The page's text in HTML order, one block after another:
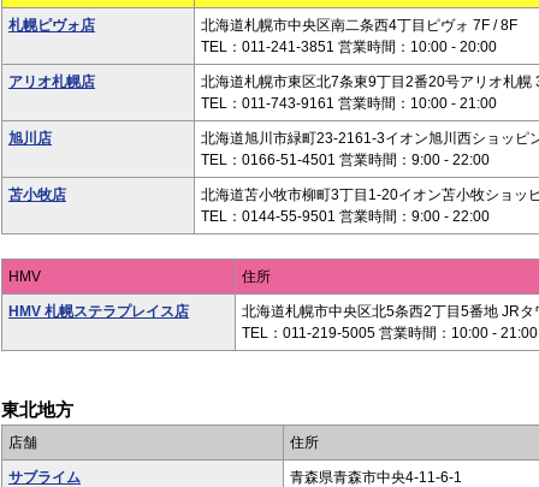
札幌ピヴォ店
北海道札幌市中央区南二条西4丁目ピヴォ 7F / 8F
TEL：011-241-3851 営業時間：10:00 - 20:00
アリオ札幌店
北海道札幌市東区北7条東9丁目2番20号アリオ札幌
TEL：011-743-9161 営業時間：10:00 - 21:00
旭川店
北海道旭川市緑町23-2161-3イオン旭川西ショッピ
TEL：0166-51-4501 営業時間：9:00 - 22:00
苫小牧店
北海道苫小牧市柳町3丁目1-20イオン苫小牧ショッ
TEL：0144-55-9501 営業時間：9:00 - 22:00
HMV 住所
HMV 札幌ステラプレイス店
北海道札幌市中央区北5条西2丁目5番地 JR
TEL：011-219-5005 営業時間：10:00 - 21:00
東北地方
店舗 住所
サブライム
青森県青森市中央4-11-6-1